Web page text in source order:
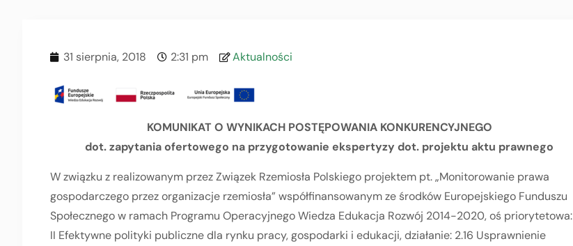
31 sierpnia, 2018 2:31 pm Aktualności
KOMUNIKAT O WYNIKACH POSTĘPOWANIA KONKURENCYJNEGO
dot. zapytania ofertowego na przygotowanie ekspertyzy dot. projektu aktu prawnego
W związku z realizowanym przez Związek Rzemiosła Polskiego projektem pt. „Monitorowanie prawa
gospodarczego przez organizacje rzemiosła” współfinansowanym ze środków Europejskiego Funduszu
Społecznego w ramach Programu Operacyjnego Wiedza Edukacja Rozwój 2014-2020, oś priorytetowa:
II Efektywne polityki publiczne dla rynku pracy, gospodarki i edukacji, działanie: 2.16 Usprawnienie